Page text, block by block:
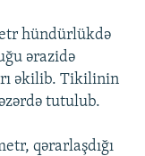
hündürlükdə
ərazidə
əkilib. Tikilinin
tutulub.
qərarlaşdığı